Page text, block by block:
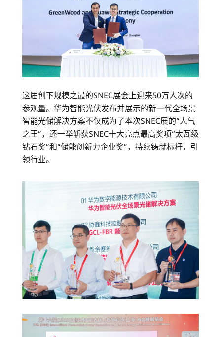
这届创下规模之最的SNEC展会上迎来50万人次的
参观量。华为智能光伏发布并展示的新一代全场景
智能光储解决方案不仅成为了本次SNEC展的“人气
之王”，还一举斩获SNEC十大亮点最高奖项“太瓦级
钻石奖”和“储能创新力企业奖”，持续铸就标杆，引
领行业。